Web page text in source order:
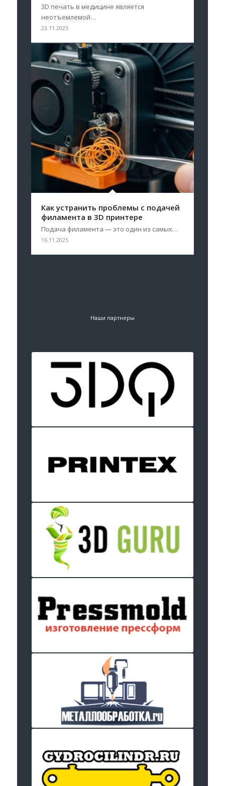
3D печать в медицине является
неотъемлемой…
23.11.2025
Как устранить проблемы с подачей
филамента в 3D принтере
Подача филамента — это один из самых…
16.11.2025
Наши партнеры